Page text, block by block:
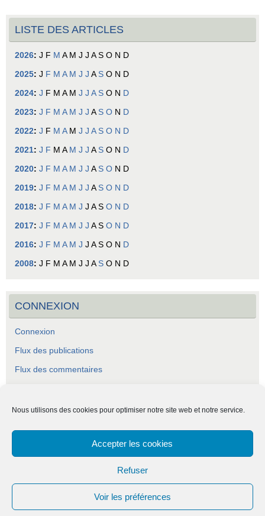
Nous utilisons des cookies pour optimiser notre site web et notre service.
Accepter les cookies
Refuser
Voir les préférences
LISTE DES ARTICLES
2026: J F M A M J J A S O N D
2025: J F M A M J J A S O N D
2024: J F M A M J J A S O N D
2023: J F M A M J J A S O N D
2022: J F M A M J J A S O N D
2021: J F M A M J J A S O N D
2020: J F M A M J J A S O N D
2019: J F M A M J J A S O N D
2018: J F M A M J J A S O N D
2017: J F M A M J J A S O N D
2016: J F M A M J J A S O N D
2008: J F M A M J J A S O N D
CONNEXION
Connexion
Flux des publications
Flux des commentaires